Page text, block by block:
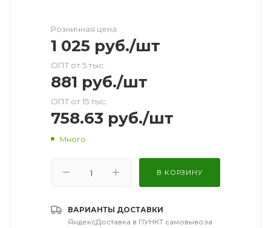
Розничная цена
1 025 руб./шт
ОПТ от 5 тыс.
881 руб./шт
ОПТ от 15 тыс.
758.63 руб./шт
Много
В КОРЗИНУ
ВАРИАНТЫ ДОСТАВКИ
ЯндексДоставка в ПУНКТ самовывоза